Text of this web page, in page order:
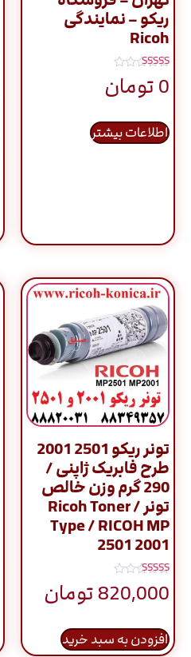
ریکو – نمایندگی
Ricoh
نمره
5.00
از 5
0تومان
اطلاعات بیشتر
تونر ریکو 2501 2001
طرح فابریک ژاپنی /
290 گرم وزن خالص
تونر / Ricoh Toner
Type / RICOH MP
2501 2001
نمره
5.00
از 5
820,000تومان
افزودن به سبد خرید